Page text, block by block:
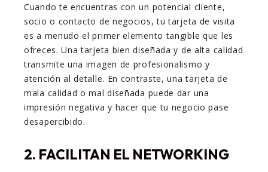
Cuando te encuentras con un potencial cliente,
socio o contacto de negocios, tu tarjeta de visita
es a menudo el primer elemento tangible que les
ofreces. Una tarjeta bien diseñada y de alta calidad
transmite una imagen de profesionalismo y
atención al detalle. En contraste, una tarjeta de
mala calidad o mal diseñada puede dar una
impresión negativa y hacer que tu negocio pase
desapercibido.
2. FACILITAN EL NETWORKING